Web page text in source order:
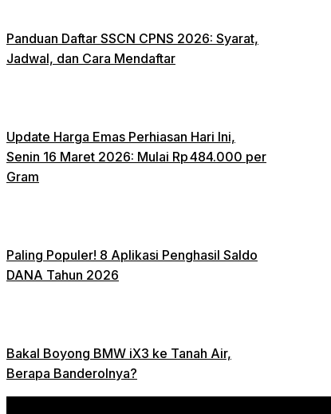
Panduan Daftar SSCN CPNS 2026: Syarat,
Jadwal, dan Cara Mendaftar
Update Harga Emas Perhiasan Hari Ini,
Senin 16 Maret 2026: Mulai Rp 484.000 per
Gram
Paling Populer! 8 Aplikasi Penghasil Saldo
DANA Tahun 2026
Bakal Boyong BMW iX3 ke Tanah Air,
Berapa Banderolnya?